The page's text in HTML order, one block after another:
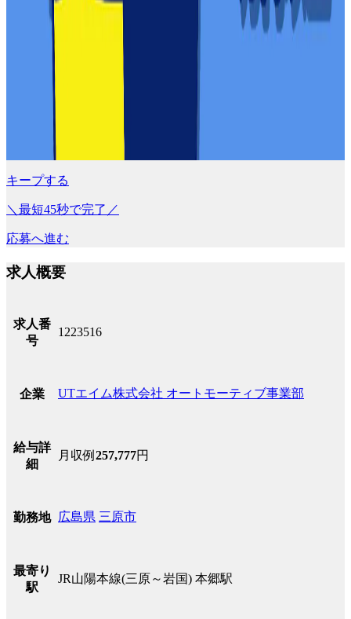
キープする
＼最短45秒で完了／
応募へ進む
求人概要
求人番
号
1223516
企業 UTエイム株式会社 オートモーティブ事業部
給与詳
細
月収例 257,777円
勤務地 広島県 三原市
最寄り
駅
JR山陽本線(三原～岩国) 本郷駅